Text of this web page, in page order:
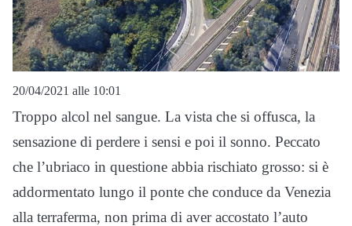
20/04/2021 alle 10:01
Troppo alcol nel sangue. La vista che si offusca, la
sensazione di perdere i sensi e poi il sonno. Peccato
che l’ubriaco in questione abbia rischiato grosso: si è
addormentato lungo il ponte che conduce da Venezia
alla terraferma, non prima di aver accostato l’auto